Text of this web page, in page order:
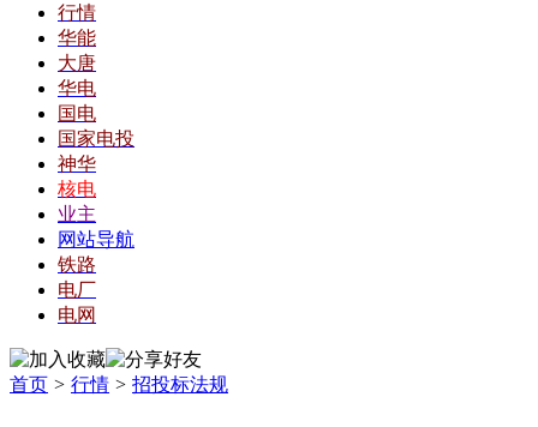
行情
华能
大唐
华电
国电
国家电投
神华
核电
业主
网站导航
铁路
电厂
电网
首页 > 行情 > 招投标法规